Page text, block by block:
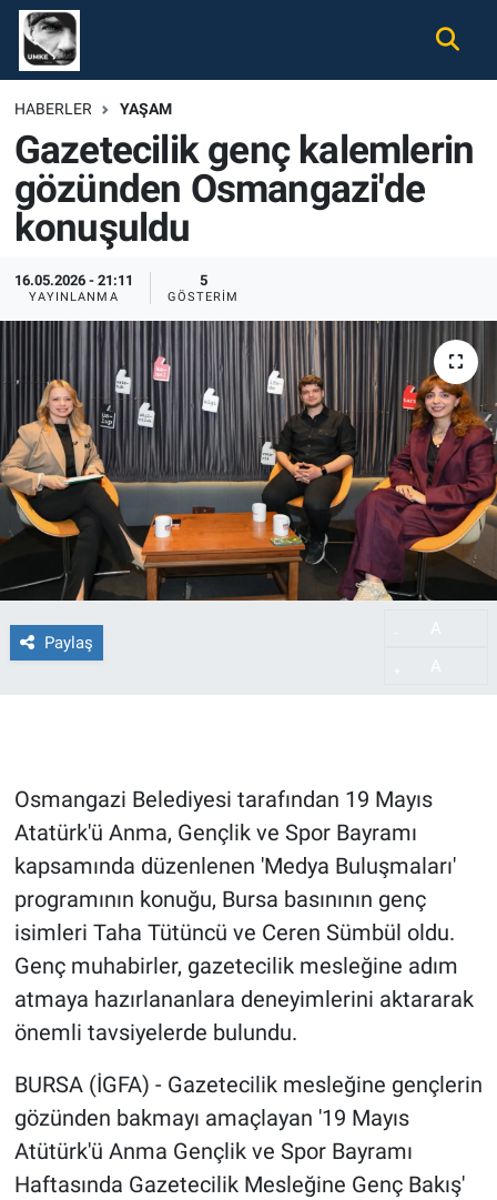
HABERLER YAŞAM
Gazetecilik genç kalemlerin
gözünden Osmangazi'de
konuşuldu
16.05.2026 - 21:11
YAYINLANMA
5
GÖSTERIM
Paylaş
Osmangazi Belediyesi tarafından 19 Mayıs
Atatürk'ü Anma, Gençlik ve Spor Bayramı
kapsamında düzenlenen 'Medya Buluşmaları'
programının konuğu, Bursa basınının genç
isimleri Taha Tütüncü ve Ceren Sümbül oldu.
Genç muhabirler, gazetecilik mesleğine adım
atmaya hazırlananlara deneyimlerini aktararak
önemli tavsiyelerde bulundu.
BURSA (İGFA) - Gazetecilik mesleğine gençlerin
gözünden bakmayı amaçlayan '19 Mayıs
Atütürk'ü Anma Gençlik ve Spor Bayramı
Haftasında Gazetecilik Mesleğine Genç Bakış'
Gündem
Ekonomi
Spor
Magazin
Tüm Haberler
İletişim
Künye
Nöbetçi Eczaneler
Hava Durumu
Namaz Vakitleri
Trafik Durumu
Süper Lig Puan Durumu ve Fikstür
Tüm Manşetler
Son Dakika Haberleri
Haber Arşivi